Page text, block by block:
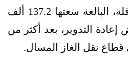
وتُظهر البيانات أن الناقلة، البالغة سعتها 137.2 ألف
التدوير، بعد أكثر من